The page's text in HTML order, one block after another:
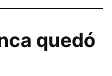
quedó